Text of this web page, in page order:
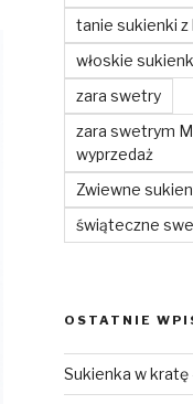
tanie sukienki z
włoskie
zara swetry
zara swetrym
wyprzedaż
Zwiewne
świąteczne
OSTATNIE
Sukienka w